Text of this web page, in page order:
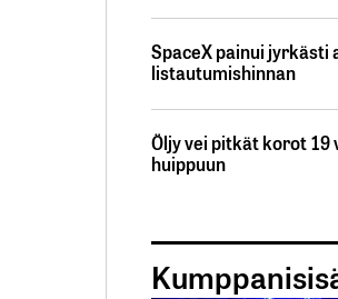
SpaceX painui jyrkästi
listautumishinnan
Öljy vei pitkät korot 19
huippuun